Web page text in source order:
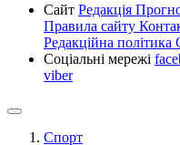
Сайт Редакція
Правила сайту
Редакційна політика
Соціальні мережі
viber
Спорт